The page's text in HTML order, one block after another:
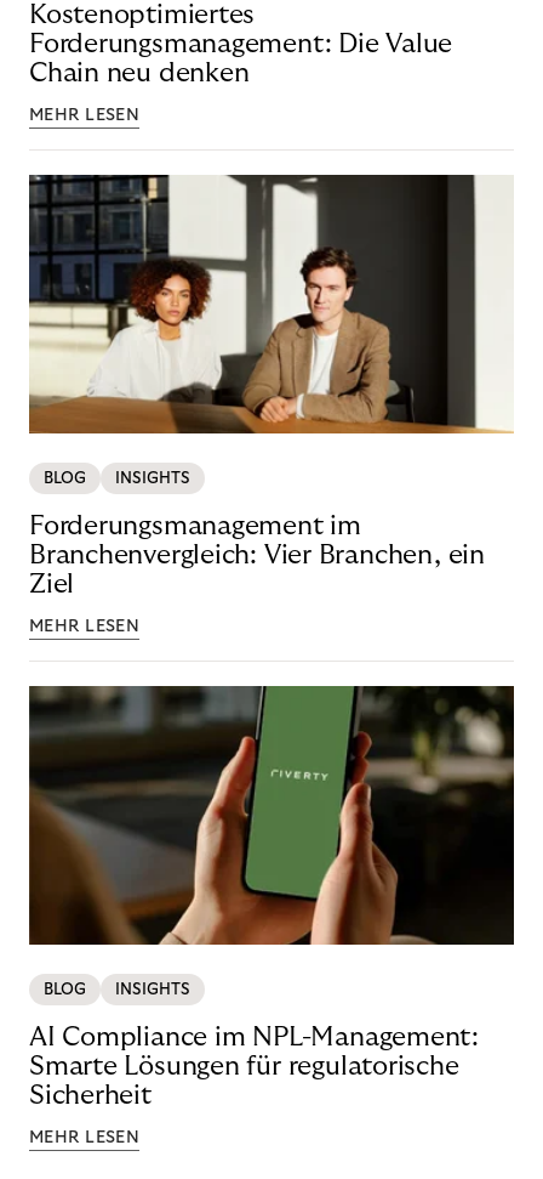
Kostenoptimiertes
Forderungsmanagement: Die Value
Chain neu denken
MEHR LESEN
BLOG INSIGHTS
Forderungsmanagement im
Branchenvergleich: Vier Branchen, ein
Ziel
MEHR LESEN
BLOG INSIGHTS
AI Compliance im NPL-Management:
Smarte Lösungen für regulatorische
Sicherheit
MEHR LESEN